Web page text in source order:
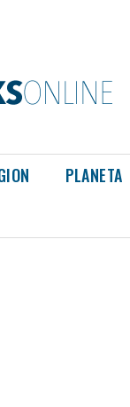
PLANETA